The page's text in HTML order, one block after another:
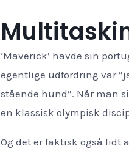
‘Maverick’ havde sin
egentlige udfordring var
stående hund”. Når man
en klassisk olympisk
Og det er faktisk også lidt